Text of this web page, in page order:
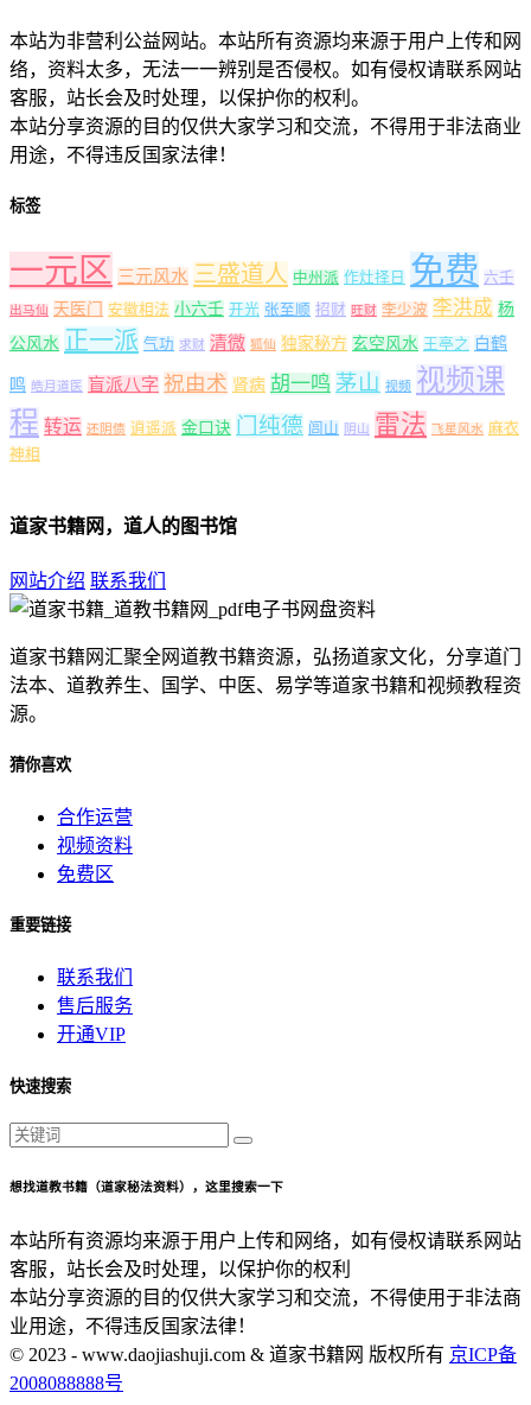
本站为非营利公益网站。本站所有资源均来源于用户上传和网
络，资料太多，无法一一辨别是否侵权。如有侵权请联系网站
客服，站长会及时处理，以保护你的权利。
本站分享资源的目的仅供大家学习和交流，不得用于非法商业
用途，不得违反国家法律！
标签
一元区 三元风水 三盛道人 中州派 作灶择日 免费 六壬
出马仙 天医门 安徽相法 小六壬 开光 张至顺 招财 旺财 李少波 李洪成 杨
公风水 正一派 气功 求财 清微 狐仙 独家秘方 玄空风水 王亭之 白鹤
鸣 皓月道医 盲派八字 祝由术 肾病 胡一鸣 茅山 视频 视频课
程 转运 还阴债 逍遥派 金口诀 门纯德 闾山 阴山 雷法 飞星风水 麻衣
神相
道家书籍网，道人的图书馆
网站介绍 联系我们
道家书籍网汇聚全网道教书籍资源，弘扬道家文化，分享道门
法本、道教养生、国学、中医、易学等道家书籍和视频教程资
源。
猜你喜欢
合作运营
视频资料
免费区
重要链接
联系我们
售后服务
开通VIP
快速搜索
想找道教书籍（道家秘法资料），这里搜索一下
本站所有资源均来源于用户上传和网络，如有侵权请联系网站
客服，站长会及时处理，以保护你的权利
本站分享资源的目的仅供大家学习和交流，不得使用于非法商
业用途，不得违反国家法律！
© 2023 - www.daojiashuji.com & 道家书籍网 版权所有 京ICP备
2008088888号